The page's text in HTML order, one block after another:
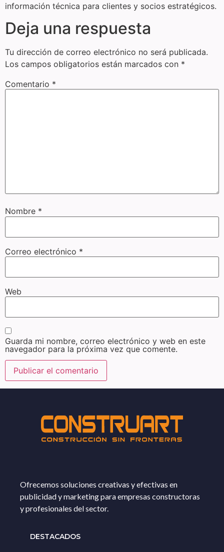
información técnica para clientes y socios estratégicos.
Deja una respuesta
Tu dirección de correo electrónico no será publicada.
Los campos obligatorios están marcados con *
Comentario *
Nombre *
Correo electrónico *
Web
Guarda mi nombre, correo electrónico y web en este
navegador para la próxima vez que comente.
Ofrecemos soluciones creativas y efectivas en
publicidad y marketing para empresas constructoras
y profesionales del sector.
DESTACADOS